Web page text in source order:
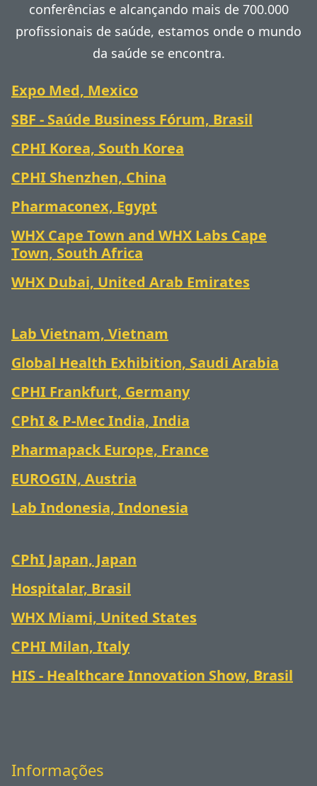
conferências e alcançando mais de 700.000
profissionais de saúde, estamos onde o mundo
da saúde se encontra.
Expo Med, Mexico
SBF - Saúde Business Fórum, Brasil
CPHI Korea, South Korea
CPHI Shenzhen, China
Pharmaconex, Egypt
WHX Cape Town and WHX Labs Cape
Town, South Africa
WHX Dubai, United Arab Emirates
Lab Vietnam, Vietnam
Global Health Exhibition, Saudi Arabia
CPHI Frankfurt, Germany
CPhI & P-Mec India, India
Pharmapack Europe, France
EUROGIN, Austria
Lab Indonesia, Indonesia
CPhI Japan, Japan
Hospitalar, Brasil
WHX Miami, United States
CPHI Milan, Italy
HIS - Healthcare Innovation Show, Brasil
Informações